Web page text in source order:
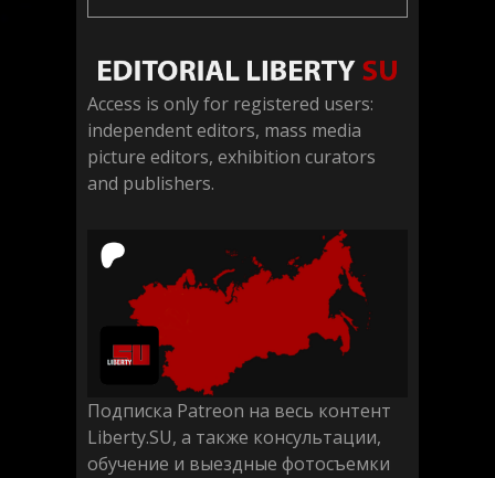
Access is only for registered users:
independent editors, mass media
picture editors, exhibition curators
and publishers.
Подписка Patreon на весь контент
Liberty.SU, а также консультации,
обучение и выездные фотосъемки